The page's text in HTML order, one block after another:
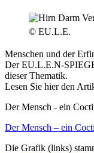
© EU.L.E.
Menschen und der
Der EU.L.E.N-
dieser Thematik.
Lesen Sie hier den
Der Mensch - ein
Der Mensch – ein
Die Grafik (links)